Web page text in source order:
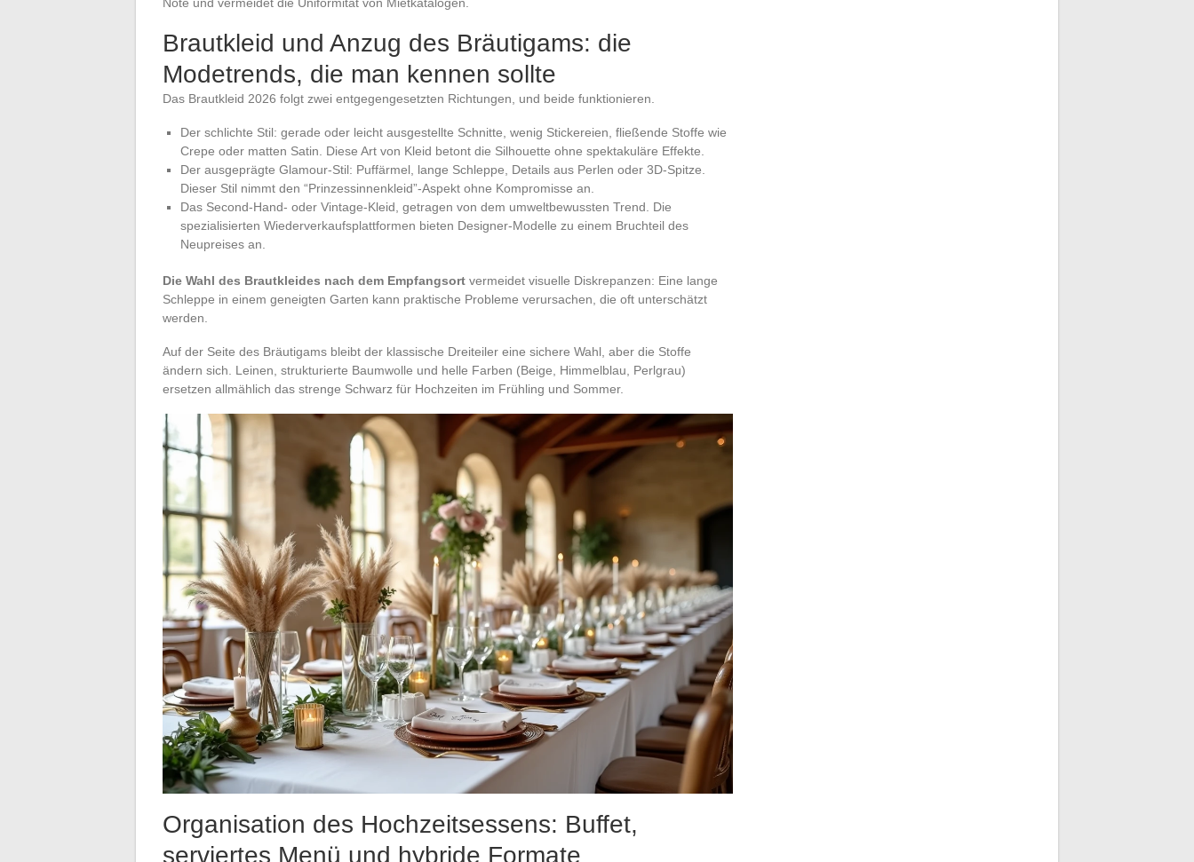
Brautkleid und Anzug des Bräutigams: die
Modetrends, die man kennen sollte
Das Brautkleid 2026 folgt zwei entgegengesetzten Richtungen, und beide funktionieren.
Der schlichte Stil: gerade oder leicht ausgestellte Schnitte, wenig Stickereien, fließende Stoffe wie
Crepe oder matten Satin. Diese Art von Kleid betont die Silhouette ohne spektakuläre Effekte.
Der ausgeprägte Glamour-Stil: Puffärmel, lange Schleppe, Details aus Perlen oder 3D-Spitze.
Dieser Stil nimmt den “Prinzessinnenkleid”-Aspekt ohne Kompromisse an.
Das Second-Hand- oder Vintage-Kleid, getragen von dem umweltbewussten Trend. Die
spezialisierten Wiederverkaufsplattformen bieten Designer-Modelle zu einem Bruchteil des
Neupreises an.
Die Wahl des Brautkleides nach dem Empfangsort vermeidet visuelle Diskrepanzen: Eine lange
Schleppe in einem geneigten Garten kann praktische Probleme verursachen, die oft unterschätzt
werden.
Auf der Seite des Bräutigams bleibt der klassische Dreiteiler eine sichere Wahl, aber die Stoffe
ändern sich. Leinen, strukturierte Baumwolle und helle Farben (Beige, Himmelblau, Perlgrau)
ersetzen allmählich das strenge Schwarz für Hochzeiten im Frühling und Sommer.
Organisation des Hochzeitsessens: Buffet,
serviertes Menü und hybride Formate